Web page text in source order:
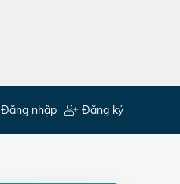
Đăng nhập Đăng ký